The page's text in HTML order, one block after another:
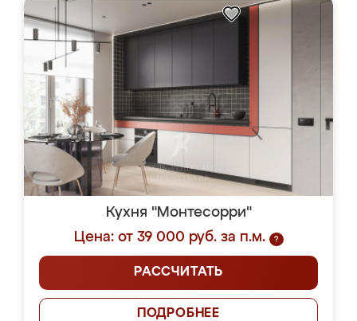
Кухня "Монтесорри"
Цена: от 39 000 руб. за п.м.
?
РАССЧИТАТЬ
ПОДРОБНЕЕ